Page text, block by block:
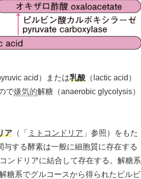
acid）または乳酸 （lactic acid）
で嫌気的解糖（anaerobic glycolysis）
ア （「 ミトコンドリア 」参照）をもた
する酵素は一般に細胞質に存在する
ンドリアに結合して存在する。解糖系
糖系でグルコースから得られたピルビ